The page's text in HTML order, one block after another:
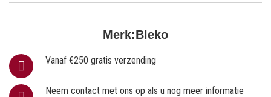
Merk:Bleko
Vanaf €250 gratis verzending
Neem contact met ons op als u nog meer informatie